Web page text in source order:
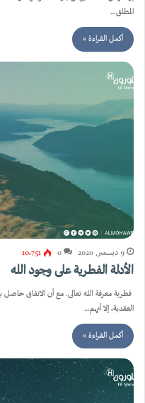
المطلق…
أكمل القراءة »
9 ديسمبر, 2020 0 10٬751
الأدلة الفطرية على وجود الله
فطرية معرفة الله تعالى. مع أن الاتفاق حاصل
العقدية، إلا أنهم…
أكمل القراءة »